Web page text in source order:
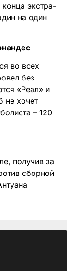
экстра-
на один
во всех
без
«Реал» и
не хочет
– 120
получив за
сборной